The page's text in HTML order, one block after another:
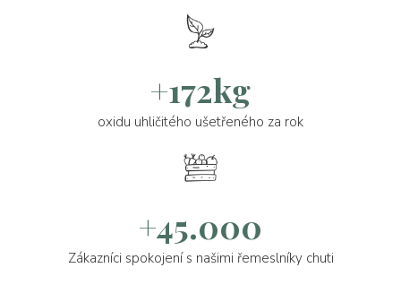
+172kg
oxidu uhličitého ušetřeného za rok
+45.000
Zákazníci spokojení s našimi řemeslníky chuti